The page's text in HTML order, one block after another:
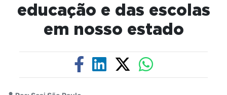
educação e das escolas
em nosso estado